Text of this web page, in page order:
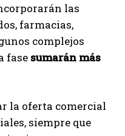
las
farmacias,
complejos
fase sumarán más
la oferta comercial
siempre que